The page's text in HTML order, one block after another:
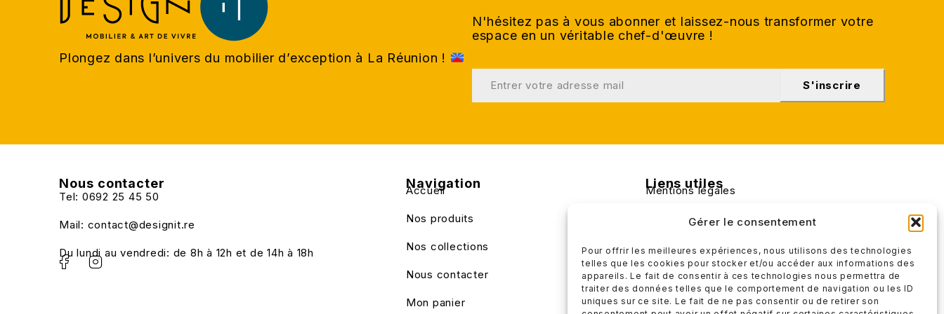
Gérer le consentement
Pour offrir les meilleures expériences, nous utilisons des technologies
telles que les cookies pour stocker et/ou accéder aux informations des
appareils. Le fait de consentir à ces technologies nous permettra de
traiter des données telles que le comportement de navigation ou les ID
uniques sur ce site. Le fait de ne pas consentir ou de retirer son
Plongez dans l’univers du mobilier d’exception à La Réunion !
N'hésitez pas à vous abonner et laissez-nous transformer votre
espace en un véritable chef-d'œuvre !
S'inscrire
Nous contacter
Tel: 0692 25 45 50
Mail: contact@designit.re
Du lundi au vendredi: de 8h à 12h et de 14h à 18h
Navigation
Accueil
Nos produits
Nos collections
Nous contacter
Mon panier
Liens utiles
Mentions légales
Conditions générales de ventes